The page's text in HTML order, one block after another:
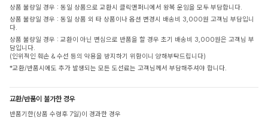
상품 불량일 경우 : 동일 상품으로 교환시 클릭앤퍼니에서 왕복 운임을 모두 부담합니다.
상품 불량일 경우 : 동일 상품 외 타 상품이나 옵션 변경시 배송비 3,000원 고객님 부담입니
다.
상품 불량일 경우 : 교환이 아닌 변심으로 반품을 할 경우 초기 배송비 3,000원은 고객님 부
담입니다.
(인위적인 훼손 & 수선 등의 악용을 방지하기 위함이니 양해부탁드립니다)
*교환/반품시에도 추가 발생되는 모든 도선료는 고객님께서 부담해주셔야 합니다.
교환/반품이 불가한 경우
반품기한(상품 수령후 7일)이 경과한 경우